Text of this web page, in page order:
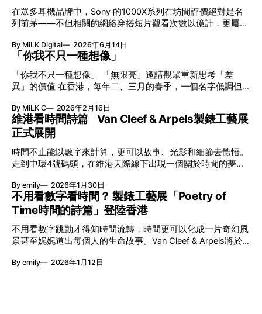
在眾多耳機品牌中，Sony 的1000X系列在坊間評價絕對是名
列前茅——不但相關的網絡穿搭短片觀看次數以億計，更屢獲
VGP 金獎，也是 Amazon 折扣日的大熱推介。
By MiLK Digital 2026年6月14日
「你我不只一種想像」
「你我不只一種想像」 「無限亮」邀請觀眾重新思考「差
異」的價值 在香港，每年二、三月的春季，一個名字低調但
節與香港賽馬會慈善信託基金聯合呈獻，以共融藝術為核心，
八年來不只是帶來無數來自世界各地的優秀節目，更致力於在
本地建立屬於香港的共融創作生態。今年更首度與本地兩大旗
艦藝團強強聯手打造兩部深具意義的作品《遊延》及《弦上光
影》，展開一場前所未有的藝術對話，擦下多元藝術下的流動
能量，全面開展一場無界限嘅藝術旅程。 第八屆「無限亮」
以「你我不只一種想像」為題，從共融角度重新思索「差異」
的價值。不同能力人士是社會多樣性的一部分。每人皆擁有
「不同」能力與特質，當我們一齊生活、一齊創作、互相啟
發，偏見與界線，也自然被藝術溶化。 「無限亮」2026精彩
節目包括: 2月27日至3月1日：帕拉管弦樂團《無邊狂想曲》/
音樂‧舞蹈 (開幕節目) 2月28日至3月1日：
By MiLK C 2026年2月16日
維港看時間詩篇 Van Cleef & Arpels製錶工藝展
正式展開
時間不止能以數字來計算，更可以故事、光影和細節去體悟。
走到中環4號碼頭，在維港天際線下出現一個關於時間的夢幻
覽。由即日至2月8日期間舉行，世家把一貫低調精緻的製錶語
言搬離傳統店舖，放進公共場域，讓時間不只是腕上的個人物
件，而是一場可以與他人一同經歷的詩意旅程。 在碼頭打開
「時間詩集」 走進展場尤如翻開一本時間詩集，藉由不同主
題呈現時間的無限想像。Van Cleef & Arpels的腕錶從來不是
由單純的機械與數字堆砌，更像是腕上的動人故事。 世家以
精湛的製錶技術與敘事美學為核心，讓每一枚腕錶都超越單純
報時的功能，而是把稍縱即逝的瞬間凝結成可以反覆閱讀的畫
By emily 2026年1月30日
不用看數字看時間？ 製錶工藝展「Poetry of
Time時間的詩篇」登陸香港
不用看數字跳動才得知時間流轉，時間更可以化成一片奇幻風
景甚至娓娓道出每個人的生命故事。Van Cleef & Arpels將於1
詩篇」展覽，邀請大家走進由愛情故事、詩意星象、迷人自然
By emily 2026年1月12日